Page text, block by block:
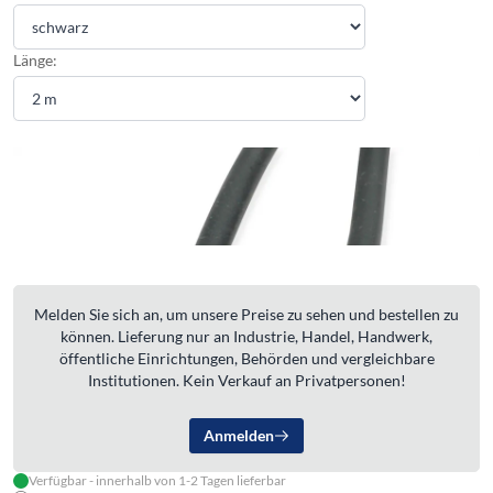
Länge:
Melden Sie sich an, um unsere Preise zu sehen und bestellen zu
können. Lieferung nur an Industrie, Handel, Handwerk,
öffentliche Einrichtungen, Behörden und vergleichbare
Institutionen. Kein Verkauf an Privatpersonen!
Anmelden
Verfügbar - innerhalb von 1-2 Tagen lieferbar